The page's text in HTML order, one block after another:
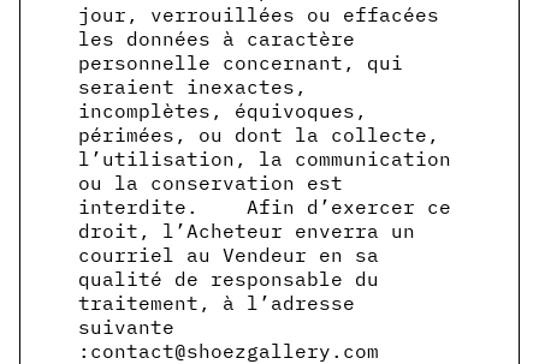
jour, verrouillées ou effacées
les données à caractère
personnelle concernant, qui
seraient inexactes,
incomplètes, équivoques,
périmées, ou dont la collecte,
l’utilisation, la communication
ou la conservation est
interdite. Afin d’exercer ce
droit, l’Acheteur enverra un
courriel au Vendeur en sa
qualité de responsable du
traitement, à l’adresse
suivante
:contact@shoezgallery.com